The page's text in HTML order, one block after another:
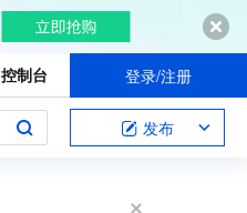
控制台 登录/注册
发布